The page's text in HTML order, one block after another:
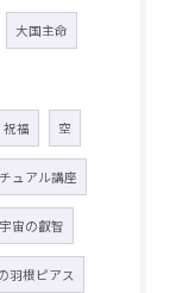
大国主命
祝福 空
ュアル講座
宇宙の叡智
羽根ピアス